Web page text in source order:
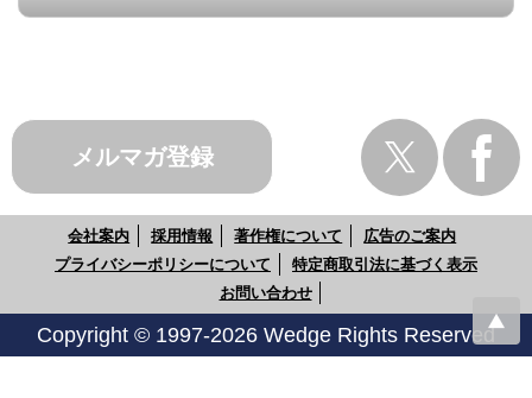
メルマガ登録
会社案内 採用情報 著作権について
広告のご案内
プライバシーポリシーについて
特定商取引法に基づく表示
お問い合わせ
Copyright © 1997-2026 Wedge Rights Reserved